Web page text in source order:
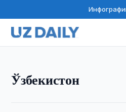
Ўзбекистон
Ўзбекистон Журналистлар